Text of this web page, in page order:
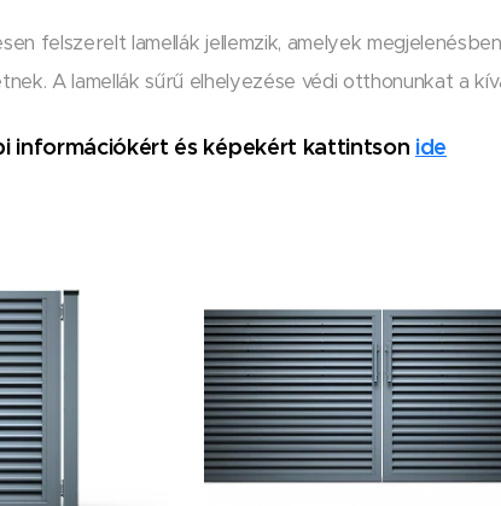
felszerelt lamellák jellemzik, amelyek
A lamellák sűrű elhelyezése védi otthonunkat a
információkért és képekért kattintson ide